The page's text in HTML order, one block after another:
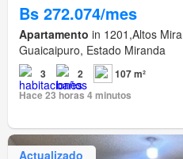
Bs 272.074/mes
Apartamento in 1201,Altos
Guaicaipuro, Estado Miranda
3 2
107 m²
Hace 23 horas 4 minutos
Actualizado